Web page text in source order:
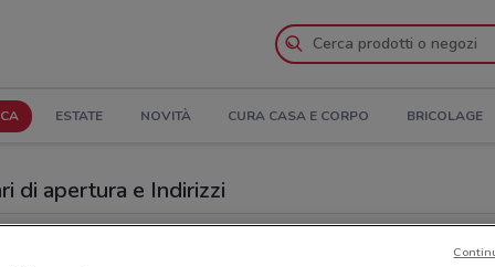
ESTATE NOVITÀ CURA CASA E CORPO BRICOLAGE
di apertura e Indirizzi